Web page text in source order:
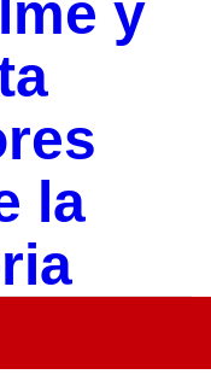
y
la